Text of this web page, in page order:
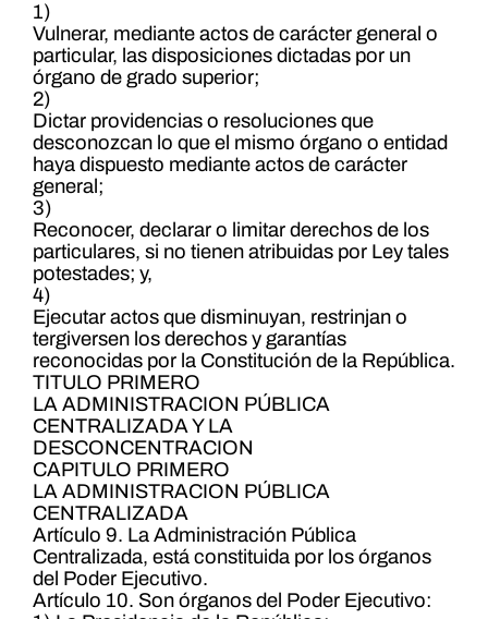
1)
Vulnerar, mediante actos de carácter general o
particular, las disposiciones dictadas por un
órgano de grado superior;
2)
Dictar providencias o resoluciones que
desconozcan lo que el mismo órgano o entidad
haya dispuesto mediante actos de carácter
general;
3)
Reconocer, declarar o limitar derechos de los
particulares, si no tienen atribuidas por Ley tales
potestades; y,
4)
Ejecutar actos que disminuyan, restrinjan o
tergiversen los derechos y garantías
reconocidas por la Constitución de la República.
TITULO PRIMERO
LA ADMINISTRACION PÚBLICA
CENTRALIZADA Y LA
DESCONCENTRACION
CAPITULO PRIMERO
LA ADMINISTRACION PÚBLICA
CENTRALIZADA
Artículo 9. La Administración Pública
Centralizada, está constituida por los órganos
del Poder Ejecutivo.
Artículo 10. Son órganos del Poder Ejecutivo: